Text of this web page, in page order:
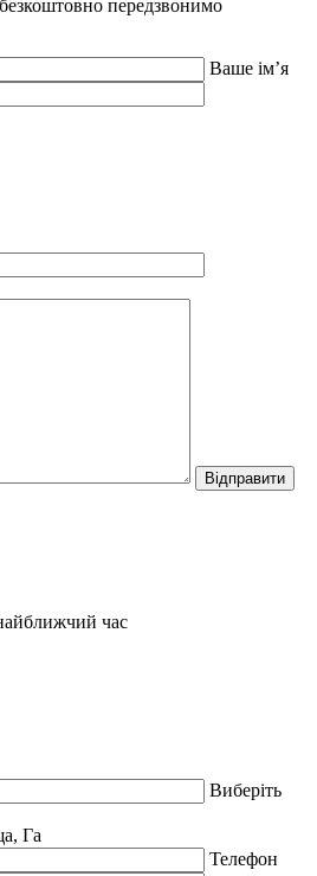
передзвонимо
Ваше ім’я
час
Виберіть
Га
Телефон